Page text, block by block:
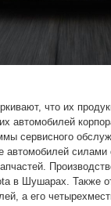
что их
автомобилей
сервисного
автомобилей силами
в Шушарах. Также
а его